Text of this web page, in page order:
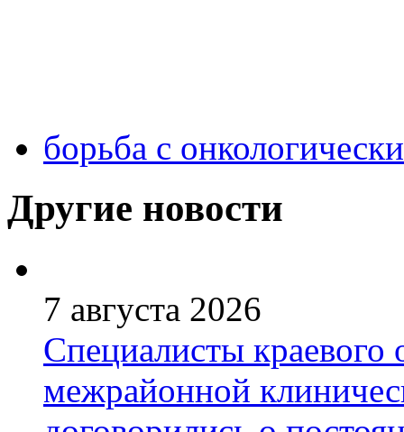
борьба с
Другие новости
7 августа 2026
Специалисты краевого
межрайонной